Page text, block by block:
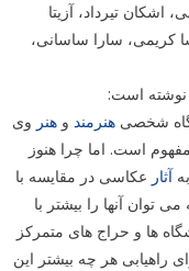
اشکان تیرداد، آزیتا
کریمی، سارا ساسانی،
نوشته است:
شخصی هنرمندو هنر وی
است. اما چرا هنوز
آثار عکاسی در مقایسه با
توان آنها را بیشتر با
ها و حراج های متمرکز
هر چه بیشتر این